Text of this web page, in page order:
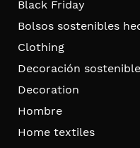
Black Friday
Bolsos sostenibles
Clothing
Decoración
Decoration
Hombre
Home textiles